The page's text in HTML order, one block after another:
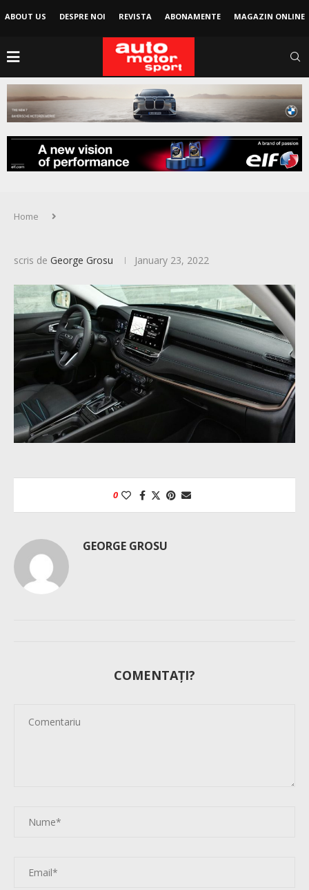
ABOUT US DESPRE NOI REVISTA ABONAMENTE MAGAZIN ONLINE
Home
scris de George Grosu January 23, 2022
0
GEORGE GROSU
COMENTAȚI?